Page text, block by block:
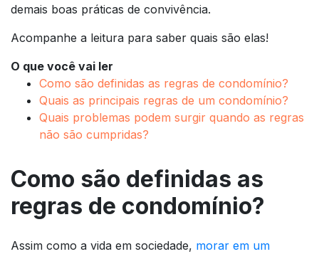
demais boas práticas de convivência.
Acompanhe a leitura para saber quais são elas!
O que você vai ler
Como são definidas as regras de condomínio?
Quais as principais regras de um condomínio?
Quais problemas podem surgir quando as regras
não são cumpridas?
Como são definidas as
regras de condomínio?
Assim como a vida em sociedade, morar em um